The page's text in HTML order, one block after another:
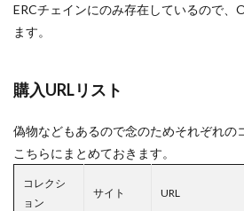
ERCチェインにのみ存在しているので、
ます。
購入URLリスト
偽物などもあるので念のためそれぞれの
こちらにまとめておきます。
コレクシ
ョン
サイト URL